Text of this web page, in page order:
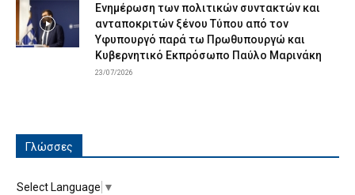
Ενημέρωση των πολιτικών συντακτών και
ανταποκριτών ξένου Τύπου από τον
Υφυπουργό παρά τω Πρωθυπουργώ και
Κυβερνητικό Εκπρόσωπο Παύλο Μαρινάκη
23/07/2026
Γλώσσες
Select Language ▼